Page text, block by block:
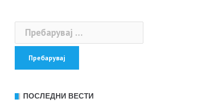
Пребарувај
за:
ПОСЛЕДНИ ВЕСТИ